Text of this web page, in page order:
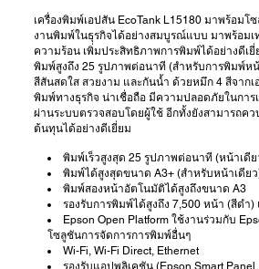
เครื่องพิมพ์เอปสัน EcoTank L15180 มาพร้อม
งานพิมพ์ในธุรกิจได้อย่างสมบูรณ์แบบ มาพร้อม
ความร้อน เพิ่มประสิทธิภาพการพิมพ์ได้อย่างดีเยี่
พิมพ์สูงถึง 25 รูปภาพต่อนาที (สำหรับการพิมพ์ห
สีสันสดใส สวยงาม และกันน้ำ ด้วยหมึก 4 สีจาก
พิมพ์ทางธุรกิจ น่าเชื่อถือ มีความปลอดภัยในกา
ผ่านระบบตรวจสอบโดยผู้ใช้ อีกทั้งยังสามารถค
ต้นทุนได้อย่างดีเยี่ยม
พิมพ์เร็วสูงสุด 25 รูปภาพต่อนาที (หน้าเดีย
พิมพ์ได้สูงสุดขนาด A3+ (สำหรับหน้าเดีย
พิมพ์สองหน้าอัตโนมัติได้สูงถึงขนาด A3
รองรับการพิมพ์ได้สูงถึง 7,500 หน้า (สีดำ)
Epson Open Platform ใช้งานร่วมกับ
โซลูชันการจัดการการพิมพ์อื่นๆ
Wi-Fi, Wi-Fi Direct, Ethernet
รองรับแอปพลิเคชัน (Epson Smart